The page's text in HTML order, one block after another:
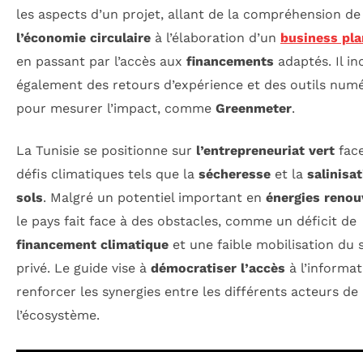
les aspects d’un projet, allant de la compréhension de
l’économie circulaire à l’élaboration d’un business
en passant par l’accès aux financements adaptés. Il
également des retours d’expérience et des outils
pour mesurer l’impact, comme Greenmeter.
La Tunisie se positionne sur l’entrepreneuriat vert
défis climatiques tels que la sécheresse et la
sols. Malgré un potentiel important en énergies
le pays fait face à des obstacles, comme un déficit de
financement climatique et une faible mobilisation du
privé. Le guide vise à démocratiser l’accès à
renforcer les synergies entre les différents acteurs de
l’écosystème.